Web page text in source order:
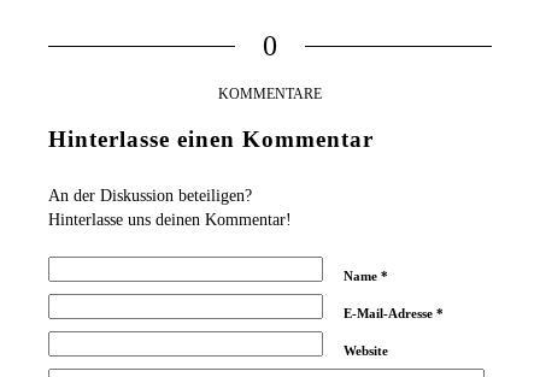
0
KOMMENTARE
Hinterlasse einen Kommentar
An der Diskussion beteiligen?
Hinterlasse uns deinen Kommentar!
Name*
E-Mail-Adresse*
Website